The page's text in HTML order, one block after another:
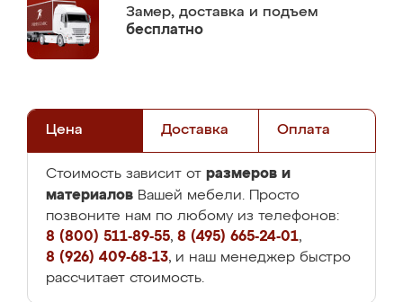
Замер, доставка и подъем
бесплатно
Цена Доставка Оплата
Стоимость зависит от размеров и
материалов Вашей мебели. Просто
позвоните нам по любому из телефонов:
8 (800) 511-89-55, 8 (495) 665-24-01,
8 (926) 409-68-13, и наш менеджер быстро
рассчитает стоимость.